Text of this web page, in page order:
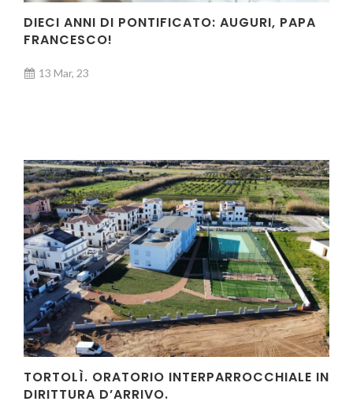
DIECI ANNI DI PONTIFICATO: AUGURI, PAPA
FRANCESCO!
13 Mar, 23
TORTOLÌ. ORATORIO INTERPARROCCHIALE IN
DIRITTURA D’ARRIVO.